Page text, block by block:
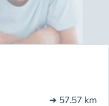
➔ 57.57 km